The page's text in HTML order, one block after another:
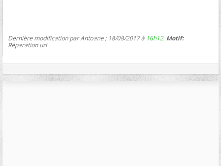
Dernière modification par Antoane ; 18/08/2017 à 16h12. Motif:
Réparation url